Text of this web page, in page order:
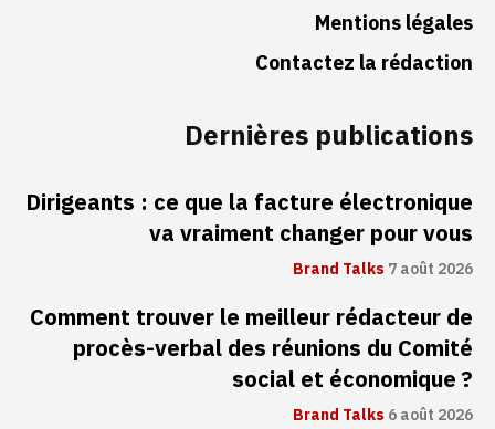
Mentions légales
Contactez la rédaction
Dernières publications
Dirigeants : ce que la facture électronique
va vraiment changer pour vous
Brand Talks7 août 2026
Comment trouver le meilleur rédacteur de
procès-verbal des réunions du Comité
social et économique ?
Brand Talks6 août 2026